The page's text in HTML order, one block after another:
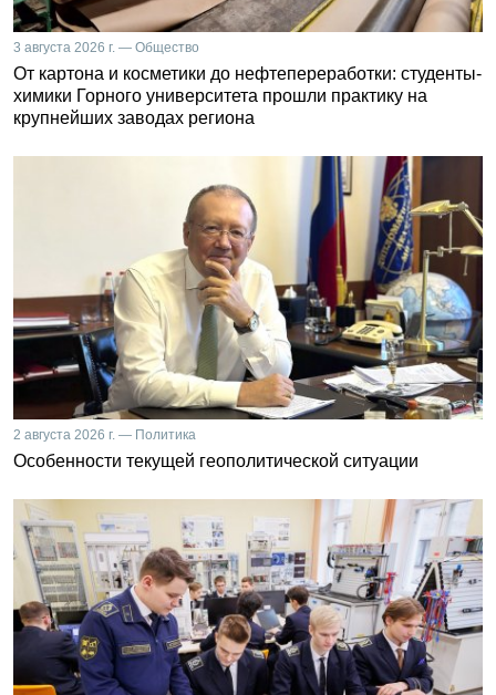
3 августа 2026 г. — Общество
От картона и косметики до нефтепереработки: студенты-
химики Горного университета прошли практику на
крупнейших заводах региона
2 августа 2026 г. — Политика
Особенности текущей геополитической ситуации